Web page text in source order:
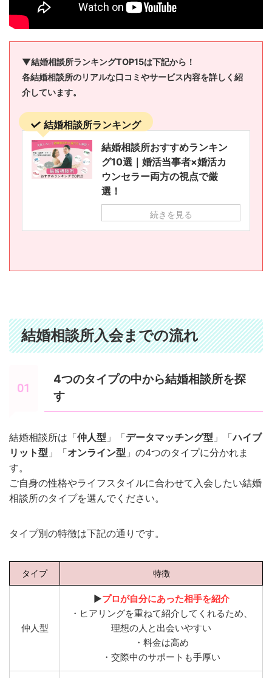
▼結婚相談所ランキングTOP15は下記から！
各結婚相談所のリアルな口コミやサービス内容を詳しく紹
介しています。
結婚相談所ランキング
結婚相談所おすすめランキン
グ10選｜婚活当事者×婚活カ
ウンセラー両方の視点で厳
選！
続きを見る
結婚相談所入会までの流れ
4つのタイプの中から結婚相談所を探
す
結婚相談所は「仲人型 」「データマッチング型 」「ハイブ
リット型 」「オンライン型 」の4つのタイプに分かれま
す。
ご自身の性格やライフスタイルに合わせて入会したい結婚
相談所のタイプを選んでください。
タイプ別の特徴は下記の通りです。
タイプ 特徴
仲人型
▶︎プロが自分にあった相手を紹介
・ヒアリングを重ねて紹介してくれるため、
理想の人と出会いやすい
・料金は高め
・交際中のサポートも手厚い